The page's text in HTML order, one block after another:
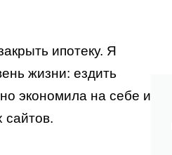
ипотеку. Я
жизни: ездить
экономила на себе и
сайтов.